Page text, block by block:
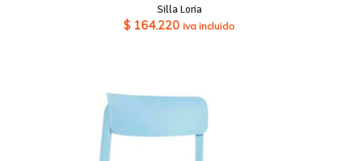
Silla Loria
$ 164.220 iva incluido